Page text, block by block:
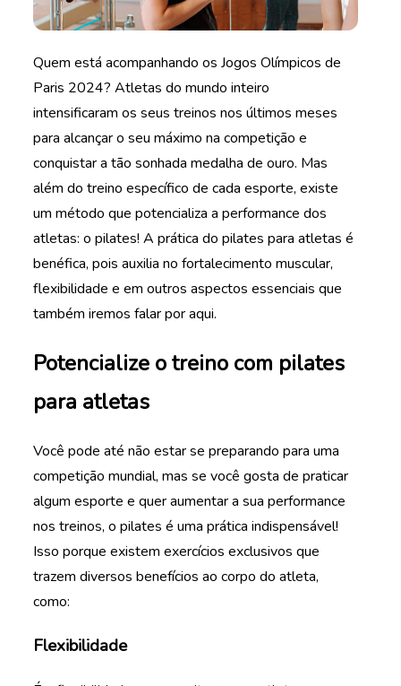
Quem está acompanhando os Jogos Olímpicos de
Paris 2024? Atletas do mundo inteiro
intensificaram os seus treinos nos últimos meses
para alcançar o seu máximo na competição e
conquistar a tão sonhada medalha de ouro. Mas
além do treino específico de cada esporte, existe
um método que potencializa a performance dos
atletas: o pilates! A prática do pilates para atletas é
benéfica, pois auxilia no fortalecimento muscular,
flexibilidade e em outros aspectos essenciais que
também iremos falar por aqui.
Potencialize o treino com pilates
para atletas
Você pode até não estar se preparando para uma
competição mundial, mas se você gosta de praticar
algum esporte e quer aumentar a sua performance
nos treinos, o pilates é uma prática indispensável!
Isso porque existem exercícios exclusivos que
trazem diversos benefícios ao corpo do atleta,
como:
Flexibilidade